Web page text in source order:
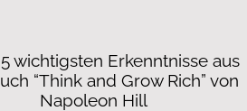
wichtigsten Erkenntnisse aus
“Think and Grow Rich” von
Napoleon Hill